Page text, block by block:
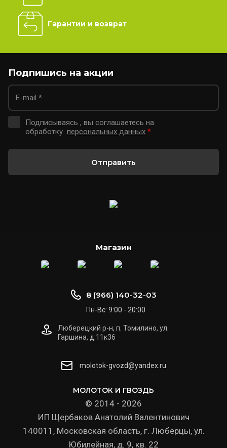
Гарантии и возврат
Подпишись на акции
Подписываясь , вы соглашаетесь на
обработку персональных данных *
Отправить
Магазин
МОЛОТОК И ГВОЗДЬ
© 2014 - 2026
ИП Щербаков Анатолий Валентинович
140011, Московская область, г. Люберцы, ул.
Юбилейная, д. 9, кв. 22
8 (966) 140-32-03
Пн-Вс: 9:00 - 20:00
Люберецкий р-н, п. Томилино, ул.
Гаршина, д.11к36
molotok-gvozd@yandex.ru